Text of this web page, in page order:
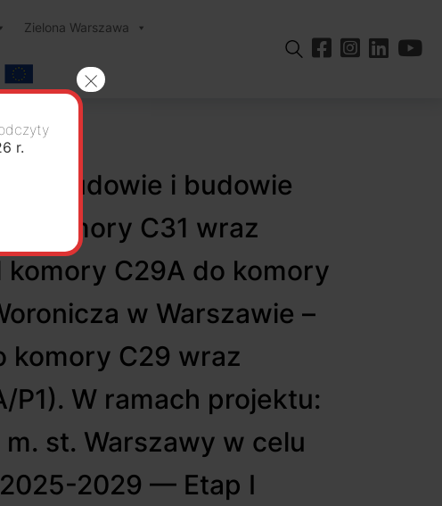
Zielona Warszawa
i budowie
komory C31 wraz
komory C29A do komory
w Warszawie –
komory C29 wraz
P1). W ramach projektu:
st. Warszawy w celu
2029 —­ Etap I
r.
×